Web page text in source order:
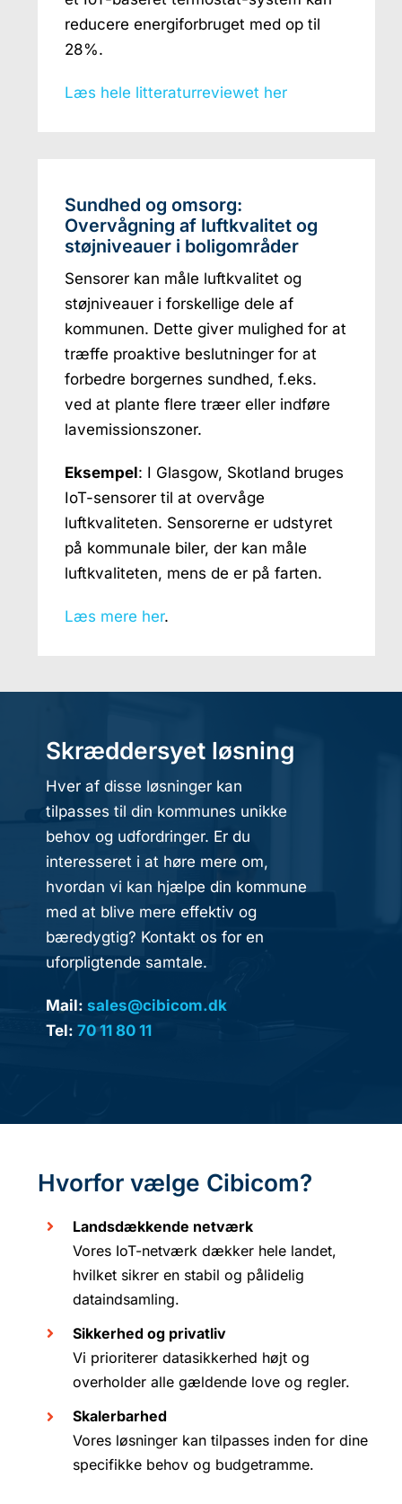
reducere energiforbruget med op til
28%.
Læs hele litteraturreviewet her
Sundhed og omsorg:
Overvågning af luftkvalitet og
støjniveauer i boligområder
Sensorer kan måle luftkvalitet og
støjniveauer i forskellige dele af
kommunen. Dette giver mulighed for at
træffe proaktive beslutninger for at
forbedre borgernes sundhed, f.eks.
ved at plante flere træer eller indføre
lavemissionszoner.
Eksempel: I Glasgow, Skotland bruges
IoT-sensorer til at overvåge
luftkvaliteten. Sensorerne er udstyret
på kommunale biler, der kan måle
luftkvaliteten, mens de er på farten.
Læs mere her.
Skræddersyet løsning
Hver af disse løsninger kan
tilpasses til din kommunes unikke
behov og udfordringer. Er du
interesseret i at høre mere om,
hvordan vi kan hjælpe din kommune
med at blive mere effektiv og
bæredygtig? Kontakt os for en
uforpligtende samtale.
Mail: sales@cibicom.dk
Tel:70 11 80 11
Hvorfor vælge Cibicom?
Landsdækkende netværk
Vores IoT-netværk dækker hele landet,
hvilket sikrer en stabil og pålidelig
dataindsamling.
Sikkerhed og privatliv
Vi prioriterer datasikkerhed højt og
overholder alle gældende love og regler.
Skalerbarhed
Vores løsninger kan tilpasses inden for dine
specifikke behov og budgetramme.